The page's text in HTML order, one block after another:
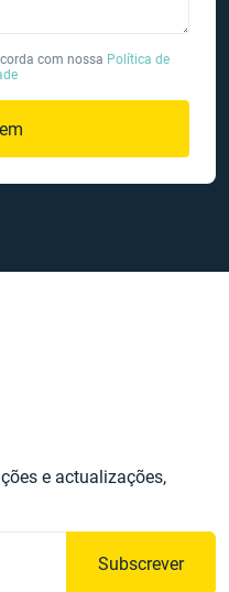
com nossa Política de
e actualizações,
Subscrever